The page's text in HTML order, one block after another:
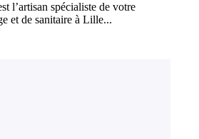
l’artisan spécialiste de votre
et de sanitaire à Lille...